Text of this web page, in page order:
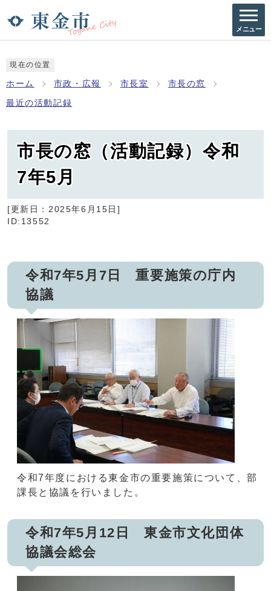
メニュー
現在の位置
ホーム 市政・広報 市長室 市長の窓
最近の活動記録
市長の窓（活動記録）令和
7年5月
[更新日： 2025年6月15日 ]
ID:13552
令和7年5月7日 重要施策の庁内
協議
令和7年度における東金市の重要施策について、部
課長と協議を行いました。
令和7年5月12日 東金市文化団体
協議会総会